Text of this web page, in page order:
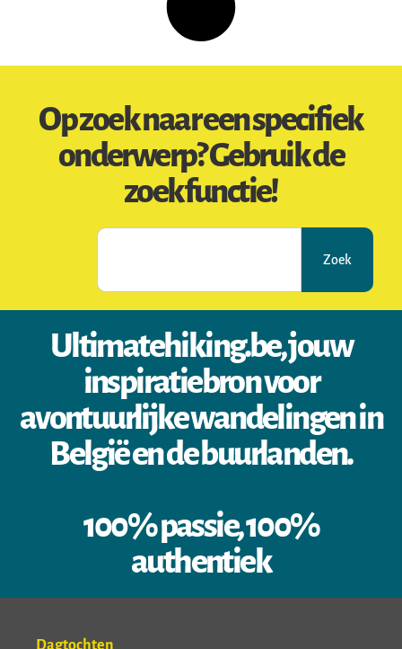
Op zoek naar een specifiek
onderwerp? Gebruik de
zoekfunctie!
Zoek
Ultimatehiking.be, jouw
inspiratiebron voor
avontuurlijke wandelingen in
België en de buurlanden.
100% passie, 100%
authentiek
Dagtochten